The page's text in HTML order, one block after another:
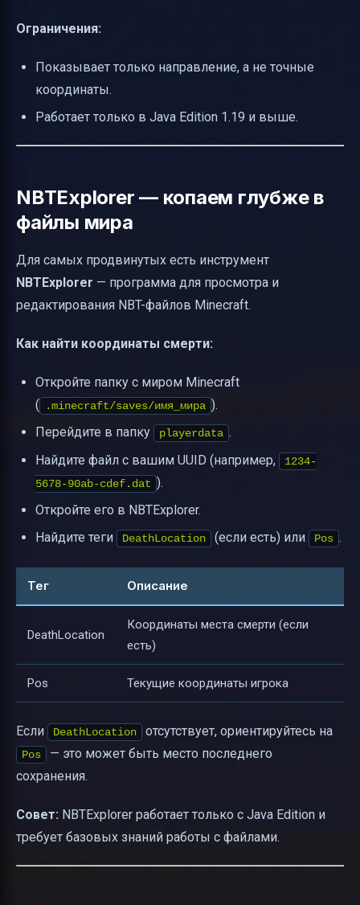
Ограничения:
Показывает только направление, а не точные
координаты.
Работает только в Java Edition 1.19 и выше.
NBTExplorer — копаем глубже в
файлы мира
Для самых продвинутых есть инструмент
NBTExplorer — программа для просмотра и
редактирования NBT-файлов Minecraft.
Как найти координаты смерти:
Откройте папку с миром Minecraft
(
.minecraft/saves/имя_мира ).
Перейдите в папку
playerdata .
Найдите файл с вашим UUID (например,
1234-
5678-90ab-cdef.dat ).
Откройте его в NBTExplorer.
Найдите теги
DeathLocation (если есть) или Pos .
Тег Описание
DeathLocation
Координаты места смерти (если
есть)
Pos Текущие координаты игрока
Если DeathLocation отсутствует, ориентируйтесь на
Pos
— это может быть место последнего
сохранения.
Совет: NBTExplorer работает только с Java Edition и
требует базовых знаний работы с файлами.